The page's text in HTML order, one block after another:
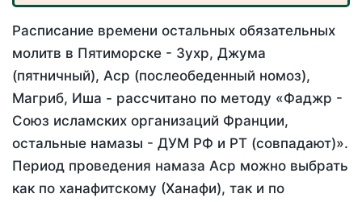
Расписание времени остальных обязательных
молитв в Пятиморске - Зухр, Джума
(пятничный), Аср (послеобеденный номоз),
Магриб, Иша - рассчитано по методу «Фаджр -
Союз исламских организаций Франции,
остальные намазы - ДУМ РФ и РТ (совпадают)».
Период проведения намаза Аср можно выбрать
как по ханафитскому (Ханафи), так и по